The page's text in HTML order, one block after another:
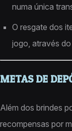
numa única
O resgate dos
jogo, através
METAS DE
Além dos brindes
recompensas por